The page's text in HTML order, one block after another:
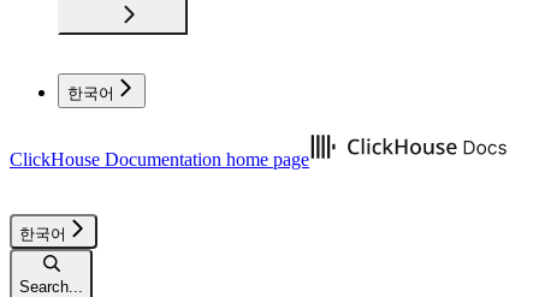
한국어
ClickHouse Documentation home page
한국어
Search...